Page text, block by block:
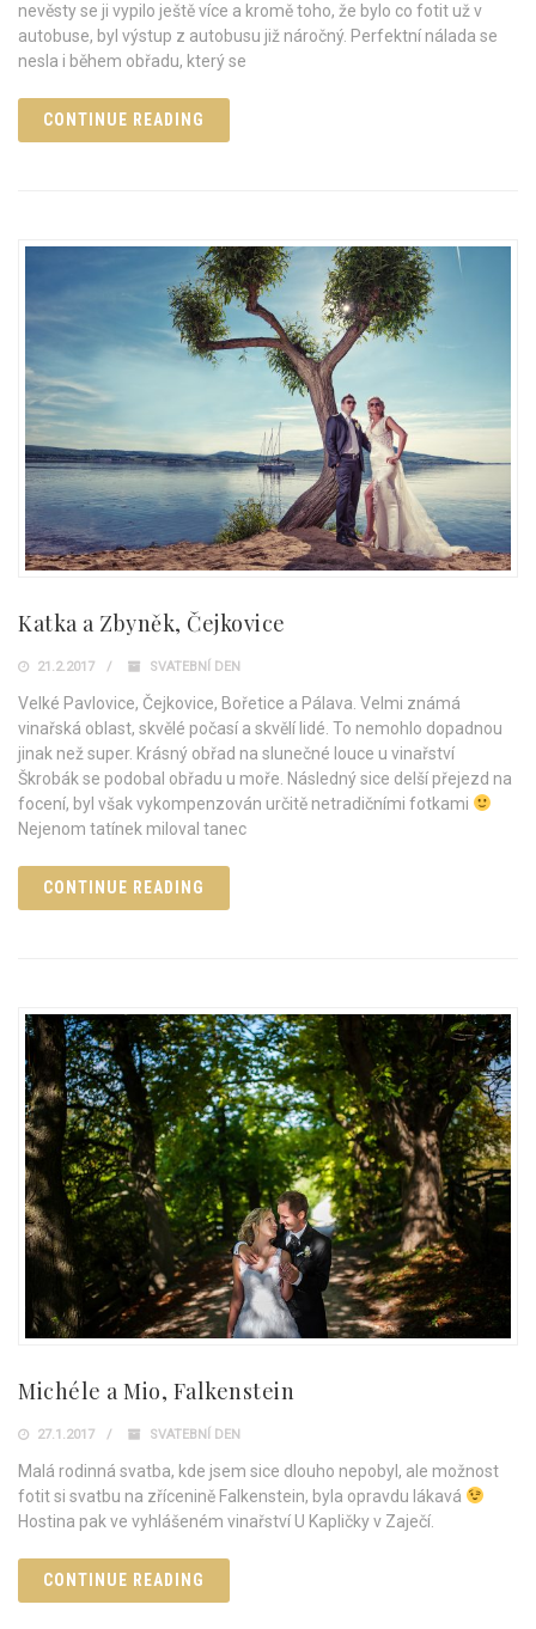
nevěsty se ji vypilo ještě více a kromě toho, že bylo co fotit už v
autobuse, byl výstup z autobusu již náročný. Perfektní nálada se
nesla i během obřadu, který se
CONTINUE READING
Katka a Zbyněk, Čejkovice
21.2.2017 SVATEBNÍ DEN
Velké Pavlovice, Čejkovice, Bořetice a Pálava. Velmi známá
vinařská oblast, skvělé počasí a skvělí lidé. To nemohlo dopadnou
jinak než super. Krásný obřad na slunečné louce u vinařství
Škrobák se podobal obřadu u moře. Následný sice delší přejezd na
focení, byl však vykompenzován určitě netradičními fotkami
Nejenom tatínek miloval tanec
CONTINUE READING
Michéle a Mio, Falkenstein
27.1.2017 SVATEBNÍ DEN
Malá rodinná svatba, kde jsem sice dlouho nepobyl, ale možnost
fotit si svatbu na zřícenině Falkenstein, byla opravdu lákavá
Hostina pak ve vyhlášeném vinařství U Kapličky v Zaječí.
CONTINUE READING